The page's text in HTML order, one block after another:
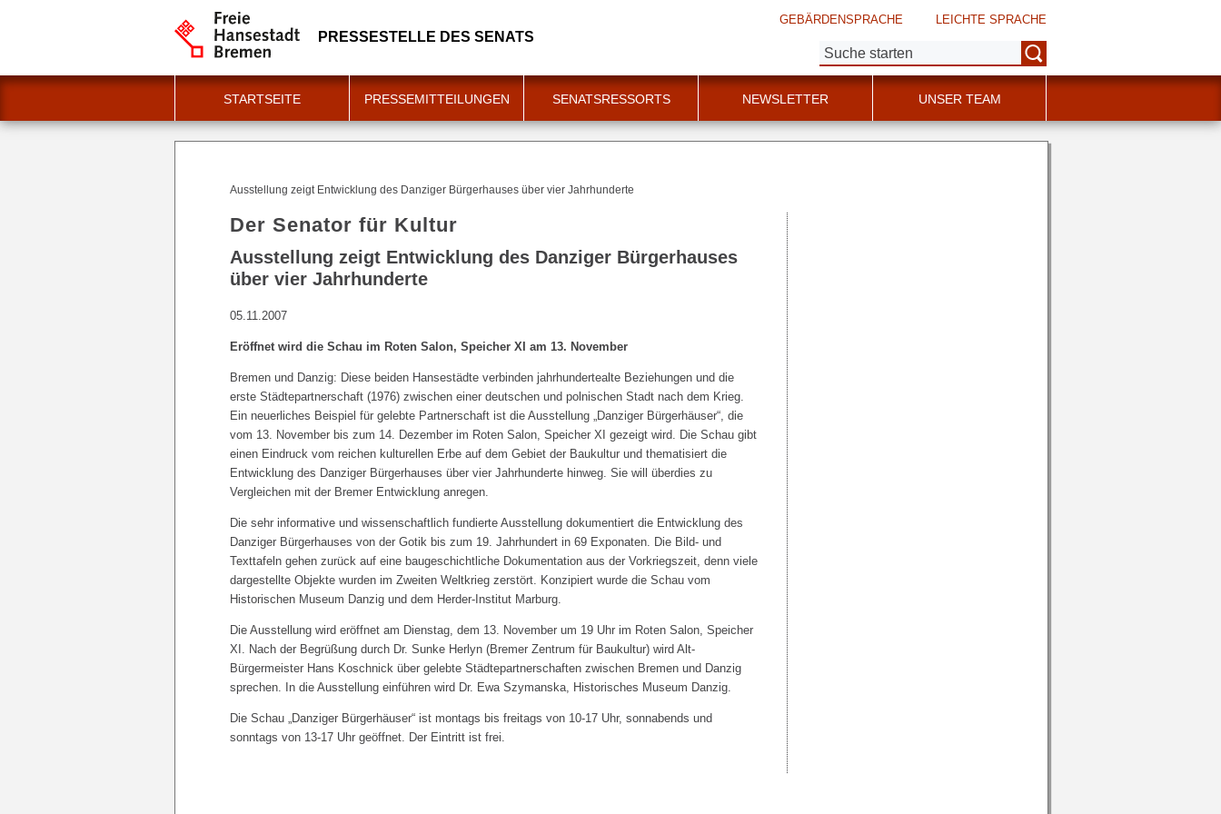
PRESSESTELLE DES SENATS
GEBÄRDENSPRACHE LEICHTE SPRACHE
Suche:
STARTSEITE PRESSEMITTEILUNGEN SENATSRESSORTS NEWSLETTER UNSER TEAM
Ausstellung zeigt Entwicklung des Danziger Bürgerhauses über vier Jahrhunderte
Der Senator für Kultur
Ausstellung zeigt Entwicklung des Danziger Bürgerhauses
über vier Jahrhunderte
05.11.2007
Eröffnet wird die Schau im Roten Salon, Speicher XI am 13. November
Bremen und Danzig: Diese beiden Hansestädte verbinden jahrhundertealte Beziehungen und die
erste Städtepartnerschaft (1976) zwischen einer deutschen und polnischen Stadt nach dem Krieg.
Ein neuerliches Beispiel für gelebte Partnerschaft ist die Ausstellung „Danziger Bürgerhäuser“, die
vom 13. November bis zum 14. Dezember im Roten Salon, Speicher XI gezeigt wird. Die Schau gibt
einen Eindruck vom reichen kulturellen Erbe auf dem Gebiet der Baukultur und thematisiert die
Entwicklung des Danziger Bürgerhauses über vier Jahrhunderte hinweg. Sie will überdies zu
Vergleichen mit der Bremer Entwicklung anregen.
Die sehr informative und wissenschaftlich fundierte Ausstellung dokumentiert die Entwicklung des
Danziger Bürgerhauses von der Gotik bis zum 19. Jahrhundert in 69 Exponaten. Die Bild- und
Texttafeln gehen zurück auf eine baugeschichtliche Dokumentation aus der Vorkriegszeit, denn viele
dargestellte Objekte wurden im Zweiten Weltkrieg zerstört. Konzipiert wurde die Schau vom
Historischen Museum Danzig und dem Herder-Institut Marburg.
Die Ausstellung wird eröffnet am Dienstag, dem 13. November um 19 Uhr im Roten Salon, Speicher
XI. Nach der Begrüßung durch Dr. Sunke Herlyn (Bremer Zentrum für Baukultur) wird Alt-
Bürgermeister Hans Koschnick über gelebte Städtepartnerschaften zwischen Bremen und Danzig
sprechen. In die Ausstellung einführen wird Dr. Ewa Szymanska, Historisches Museum Danzig.
Die Schau „Danziger Bürgerhäuser“ ist montags bis freitags von 10-17 Uhr, sonnabends und
sonntags von 13-17 Uhr geöffnet. Der Eintritt ist frei.